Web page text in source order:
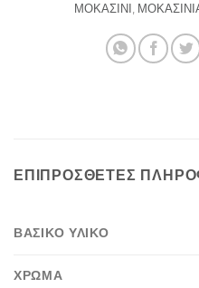
ΜΟΚΑΣΙΝΙ
ΕΠΙΠΡΌΣΘΕΤΕΣ
ΒΑΣΙΚΟ ΥΛΙΚΟ
ΧΡΩΜΑ